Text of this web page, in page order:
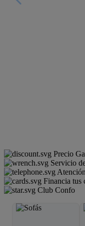
Precio
Servicio
Financia tus
Club Confo